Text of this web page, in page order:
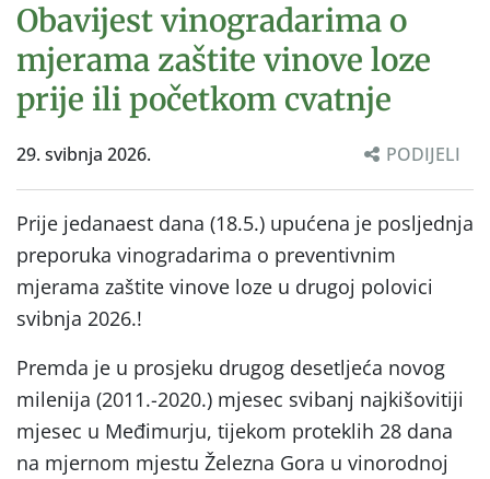
Obavijest vinogradarima o
mjerama zaštite vinove loze
prije ili početkom cvatnje
29. svibnja 2026. PODIJELI
Prije jedanaest dana (18.5.) upućena je posljednja
preporuka vinogradarima o preventivnim
mjerama zaštite vinove loze u drugoj polovici
svibnja 2026.!
Premda je u prosjeku drugog desetljeća novog
milenija (2011.-2020.) mjesec svibanj najkišovitiji
mjesec u Međimurju, tijekom proteklih 28 dana
na mjernom mjestu Železna Gora u vinorodnoj